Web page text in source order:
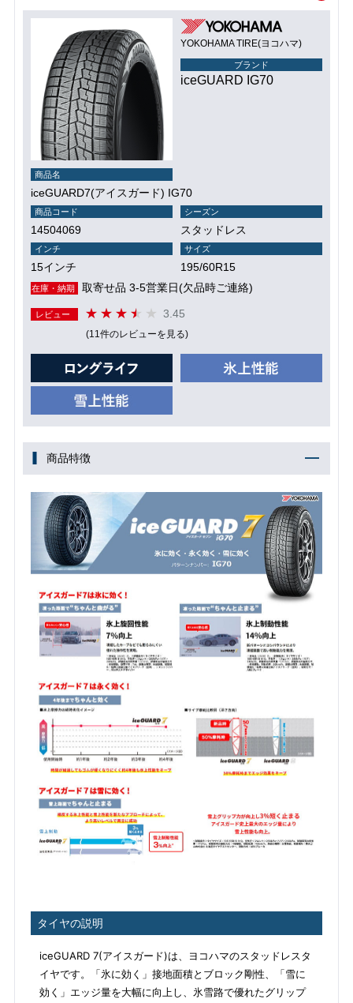
YOKOHAMA TIRE(ヨコハマ)
ブランド
iceGUARD IG70
商品名
iceGUARD7(アイスガード) IG70
商品コード
14504069
シーズン
スタッドレス
インチ
15インチ
サイズ
195/60R15
在庫・納期 取寄せ品 3-5営業日(欠品時ご連絡)
レビュー 3.45
(11件のレビューを見る)
商品特徴
タイヤの説明
iceGUARD 7(アイスガード)は、ヨコハマのスタッドレスタ
イヤです。「氷に効く」接地面積とブロック剛性、「雪に
効く」エッジ量を大幅に向上し、氷雪路で優れたグリップ